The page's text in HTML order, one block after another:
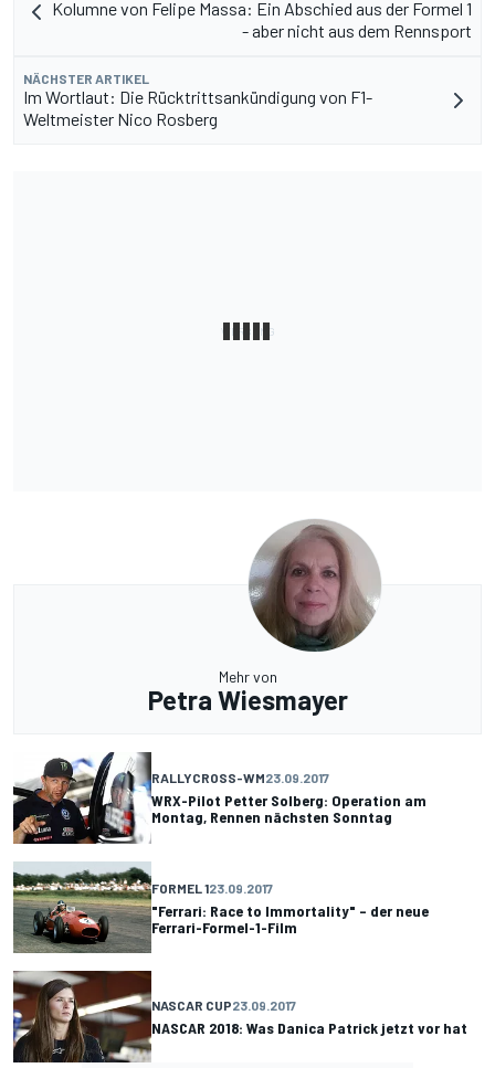
Kolumne von Felipe Massa: Ein Abschied aus der Formel 1
- aber nicht aus dem Rennsport
NÄCHSTER ARTIKEL
Im Wortlaut: Die Rücktrittsankündigung von F1-
Weltmeister Nico Rosberg
Mehr von
Petra Wiesmayer
RALLYCROSS-WM23.09.2017
WRX-Pilot Petter Solberg: Operation am
Montag, Rennen nächsten Sonntag
FORMEL 123.09.2017
"Ferrari: Race to Immortality" – der neue
Ferrari-Formel-1-Film
NASCAR CUP23.09.2017
NASCAR 2018: Was Danica Patrick jetzt vor hat